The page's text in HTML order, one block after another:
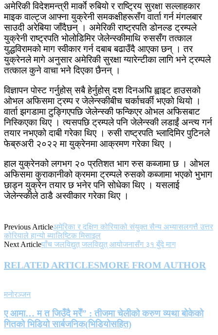
अमेरिकी विदेशमन्त्री मार्काे रुबियो र राष्ट्रिय सुरक्षा सल्लाहकार
माइक वाल्ट्ज आफ्ना युक्रेनी समकक्षीहरूसँग वार्ता गर्न मंगलबार
साउदी अरेबिया जाँदैछन् । अमेरिकी राष्ट्रपति डोनल्ड ट्रम्पले
युक्रेनी राष्ट्रपति भोलोडिमिर जेलेन्स्कीमाथि रुससँग तत्काल
युद्धविरामको माग स्वीकार गर्न दबाब बढाउँदै आएका छन् । तर
युक्रेनले मागे अनुसार अमेरिकी सुरक्षा ग्यारेन्टीका लागि भने ट्रम्पले
तत्काल कुने वाचा भने दिएका छैनन् ।
विज्ञापन पोस्ट गर्नुहोस् सबै हेर्नुहोस् दश दिनअघि ह्वाइट हाउसको
ओभल अफिसमा ट्रम्प र जेलेन्स्कीबीच चर्काचर्की भएको थियो ।
वार्ता झगडामा टुङ्गिएपछि जेलेन्स्की फन्किएर ओभल अफिसबाट
निस्किएका थिए । त्यसपछि ट्रम्पले पनि जेलेन्स्की लडाईं अन्त्य गर्न
तयार नभएको दाबी गरेका थिए । रुसी राष्ट्रपति भ्लादिमिर पुटिनले
फेब्रुअरी २०२२ मा युक्रेनमा आक्रमण गरेका थिए ।
हाल युक्रेनको लगभग २० प्रतिशत भाग रुस कब्जामा छ । ओभल
अफिसमा कुराकानीको क्रममा ट्रम्पले रुसको कब्जामा भएको भुभाग
छाड्न युक्रेन तयार छ भनेर पनि सोधेका थिए । यसलाई
जेलेन्स्कीले ठाडै अस्वीकार गरेका थिए ।
Previous Articleअमेरिका र दक्षिण कोरियाको संयुक्त सैन्य अभ्यासलगत्तै उत्तर
कोरियाले हान्यो ब्यालिष्टिक मिसाइल
Next Articleपाँच जलविद्युत् जलविद्युत् आयोजनासँग ३१ बुँदे माग
RELATED ARTICLESMORE FROM AUTHOR
मनोरञ्जन
ए आमा… म त जिउँदै मरेँ” : तीजमा चेलीको करुण व्यथा बोकेको
गितको भिडियो सार्बजनिक(भिडियोसहित)